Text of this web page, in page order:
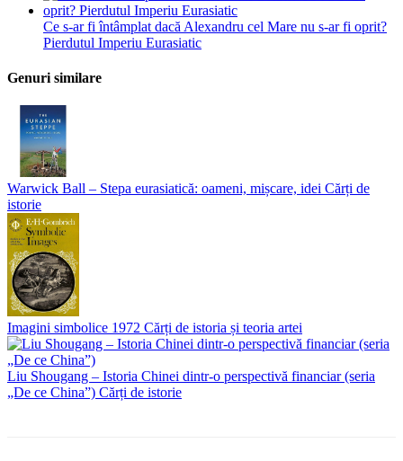
Ce s-ar fi întâmplat dacă Alexandru cel Mare nu s-ar fi oprit?
Pierdutul Imperiu Eurasiatic
Genuri similare
Warwick Ball – Stepa eurasiatică: oameni, mișcare, idei Cărți de
istorie
Imagini simbolice 1972 Cărți de istoria și teoria artei
Liu Shougang – Istoria Chinei dintr-o perspectivă financiar (seria
„De ce China”) Cărți de istorie